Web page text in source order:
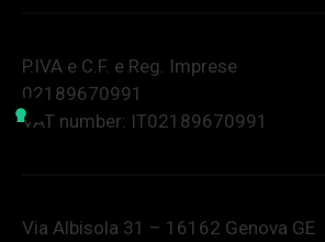
P.IVA e C.F. e Reg. Imprese
02189670991
VAT number: IT02189670991
Via Albisola 31 – 16162 Genova GE